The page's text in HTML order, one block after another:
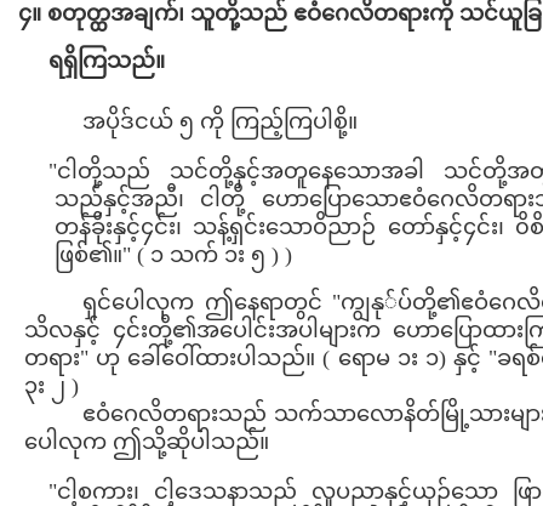
၄။ စတုတ္ထအချက်၊ သူတို့သည် ဧဝံဂေလိတရားကို သင်ယူခြင်
ရရှိကြသည်။
အပိုဒ်ငယ် ၅ ကို ကြည့်ကြပါစို့။
"ငါတို့သည် သင်တို့နှင့်အတူနေသောအခါ သင်
သည်နှင့်အညီ၊ ငါတို့ ဟောပြောသောဧဝံဂေလိတ
တန်ခိုးနှင့်၄င်း၊ သန့်ရှင်းသောဝိညာဉ် တော်နှင့်၄င်း၊
ဖြစ်၏။" ( ၁ သက် ၁း ၅ ) )
ရှင်ပေါလုက ဤနေရာတွင် "ကျွနု်ပ်တို့၏ဧဝံဂေလိတရ
သိလနှင့် ၄င်းတို့၏အပေါင်းအပါများက ဟောပြောထာ
တရား" ဟု ခေါ်ဝေါ်ထားပါသည်။ ( ရောမ ၁း ၁) နှင့်
၃း ၂ )
ဧဝံဂေလိတရားသည် သက်သာလောနိတ်မြို့သားမျ
ပေါလုက ဤသို့ဆိုပါသည်။
"ငါ့စကား၊ ငါ့ဒေသနာသည် လူပညာနှင့်ယှဉ်သော